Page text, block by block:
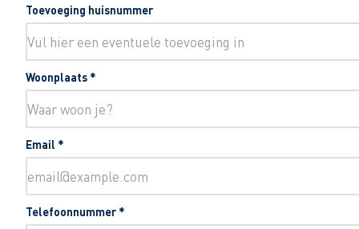
Toevoeging huisnummer
Woonplaats *
Email *
Telefoonnummer *